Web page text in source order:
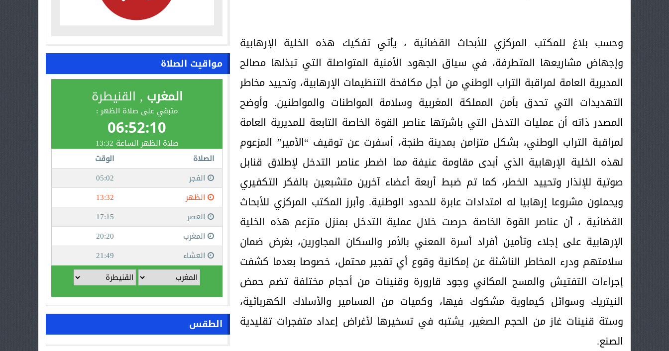
وحسب بلاغ للمكتب المركزي للأبحاث القضائية ، يأتي تفكيك هذه الخلية الإرهابية
وإجهاض مشاريعها المتطرفة، في سياق الجهود الأمنية المتواصلة التي تبذلها مصالح
المديرية العامة لمراقبة التراب الوطني من أجل مكافحة التنظيمات الإرهابية، وتحييد مخاطر
التهديدات التي تحدق بأمن المملكة المغربية وسلامة المواطنات والمواطنين. وأوضح
المصدر ذاته أن عمليات التدخل التي باشرتها عناصر القوة الخاصة التابعة للمديرية العامة
لمراقبة التراب الوطني، بشكل متزامن بمدينة طنجة، أسفرت عن توقيف “الأمير” المزعوم
لهذه الخلية الإرهابية الذي أبدى مقاومة عنيفة مما اضطر عناصر التدخل لإطلاق قنابل
صوتية للإنذار وتحييد الخطر، كما تم ضبط أربعة أعضاء آخرين متشبعين بالفكر التكفيري
ويحملون مشروعا إرهابيا له امتدادات عابرة للحدود الوطنية. وأبرز المكتب المركزي للأبحاث
القضائية ، أن عناصر القوة الخاصة حرصت خلال عملية التدخل بمنزل متزعم هذه الخلية
الإرهابية على إجلاء وتأمين أفراد أسرة المعني بالأمر والسكان المجاورين، بغرض ضمان
سلامتهم ودرء المخاطر الناشئة عن إمكانية وقوع أي تفجير محتمل، خصوصا بعدما كشفت
إجراءات التفتيش والمسح المكاني وجود قارورة وقنينات من أحجام مختلفة تضم حمض
النيتريك وسوائل كيماوية مشكوك فيها، وكميات من المسامير والأسلاك الكهربائية،
وستة قنينات غاز من الحجم الصغير، يشتبه في تسخيرها لأغراض إعداد متفجرات تقليدية
الصنع.
مواقيت الصلاة
الطقس